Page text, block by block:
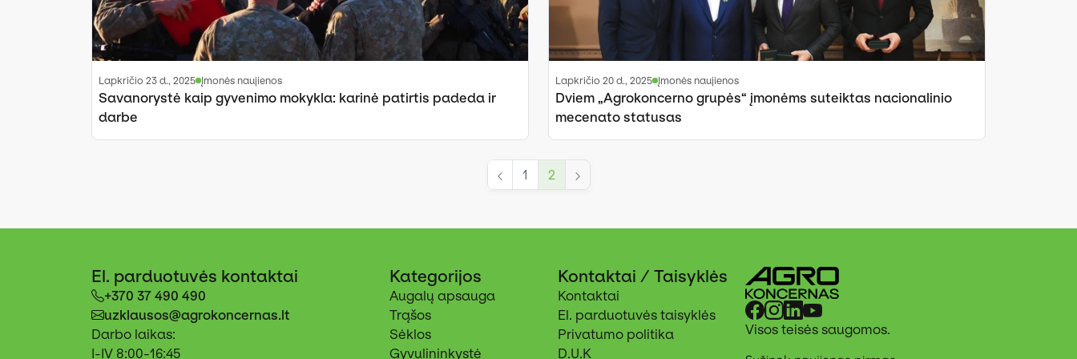
lapkričio 23 d., 2025 Įmonės naujienos
Savanorystė kaip gyvenimo mokykla: karinė patirtis padeda ir
darbe
lapkričio 20 d., 2025 Įmonės naujienos
Dviem „Agrokoncerno grupės“ įmonėms suteiktas nacionalinio
mecenato statusas
1 2
El. parduotuvės kontaktai
+370 37 490 490
uzklausos@agrokoncernas.lt
Darbo laikas:
I-IV 8:00-16:45
Kategorijos
Augalų apsauga
Trąšos
Sėklos
Gyvulininkystė
Kontaktai / Taisyklės
Kontaktai
El. parduotuvės taisyklės
Privatumo politika
D.U.K
Visos teisės saugomos.